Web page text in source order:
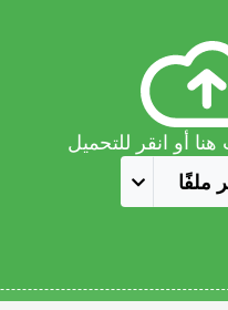
أو انقر للتحميل
ملفًا